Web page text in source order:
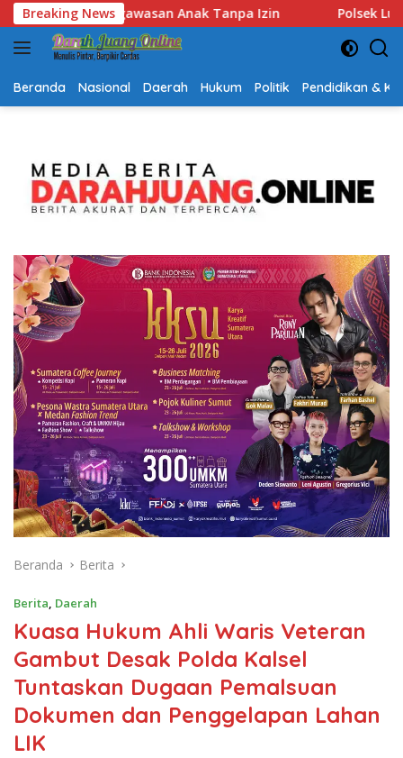
Langsung
ke
konten
Breaking News
Polsek Lubuk Baja Amankan Dua Tersangka Beserta
Beranda Nasional Daerah Hukum Politik Pendidikan &
Beranda Berita
Berita, Daerah
Kuasa Hukum Ahli Waris Veteran
Gambut Desak Polda Kalsel
Tuntaskan Dugaan Pemalsuan
Dokumen dan Penggelapan Lahan
LIK